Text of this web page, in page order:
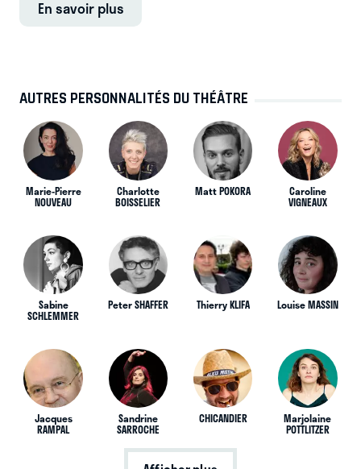
En savoir plus
AUTRES PERSONNALITÉS DU THÉÂTRE
Marie-Pierre
NOUVEAU
Charlotte
BOISSELIER
Matt POKORA Caroline
VIGNEAUX
Sabine
SCHLEMMER
Peter SHAFFER Thierry KLIFA Louise MASSIN
Jacques
RAMPAL
Sandrine
SARROCHE
CHICANDIER Marjolaine
POTTLITZER